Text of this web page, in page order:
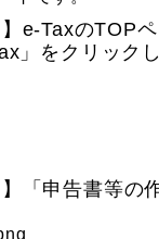
】e-TaxのTOP
」 をクリック
】「申告書等